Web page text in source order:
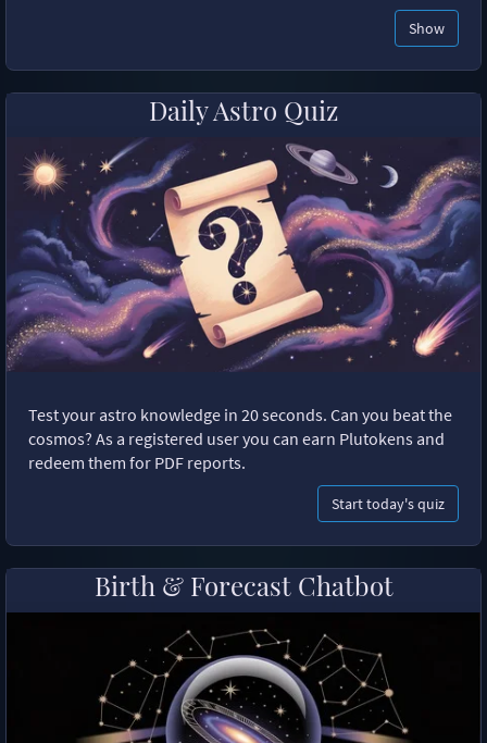
Show
Daily Astro Quiz
Test your astro knowledge in 20 seconds. Can you beat the
cosmos? As a registered user you can earn Plutokens and
redeem them for PDF reports.
Start today's quiz
Birth & Forecast Chatbot